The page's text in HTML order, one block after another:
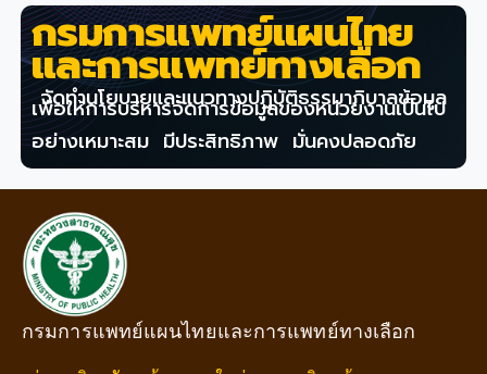
กรมการแพทย์แผนไทย
และการแพทย์ทางเลือก
จัดทำนโยบายและแนวทางปฏิบัติธรรมาภิบาลข้อมูล
เพื่อให้การบริหารจัดการข้อมูลของหน่วยงานเป็นไป
อย่างเหมาะสม มีประสิทธิภาพ มั่นคงปลอดภัย
กรมการแพทย์แผนไทยและการแพทย์ทางเลือก